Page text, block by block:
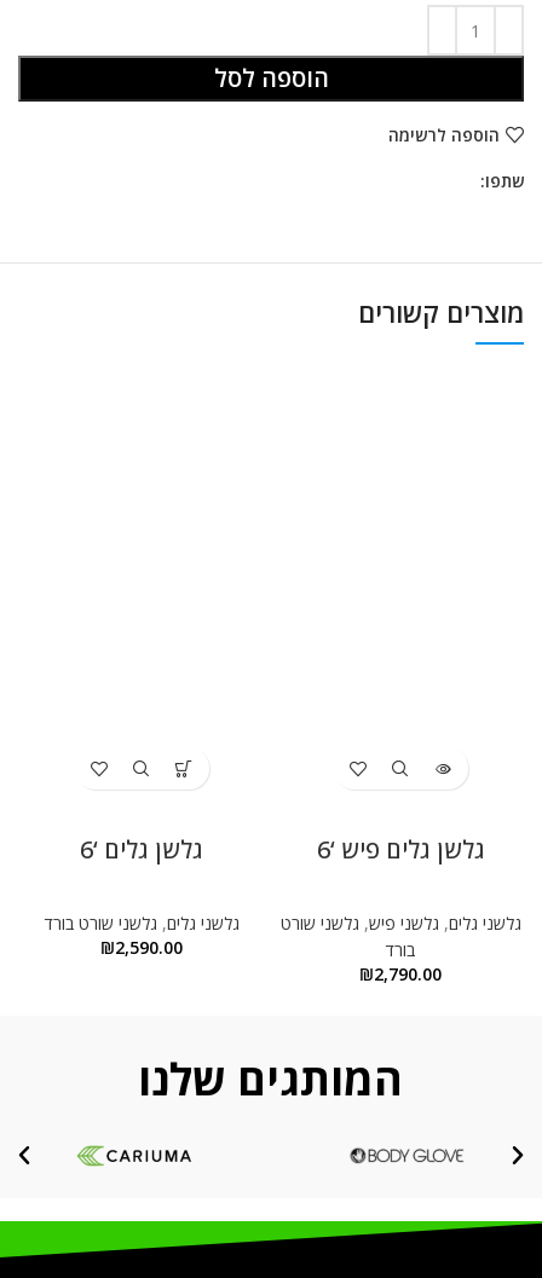
הוספה לסל
הוספה לרשימה
שתפו:
מוצרים קשורים
גלשן גלים פיש ‘6
גלשני גלים, גלשני פיש, גלשני שורט
בורד
₪2,790.00
גלשן גלים ‘6
גלשני גלים, גלשני שורט בורד
₪2,590.00
המותגים שלנו